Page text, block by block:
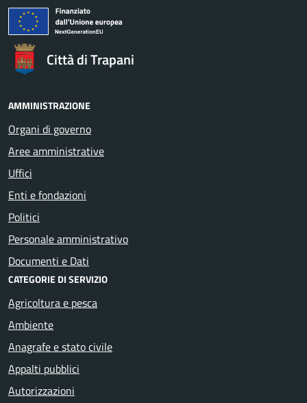
Città di Trapani
AMMINISTRAZIONE
Organi di governo
Aree amministrative
Uffici
Enti e fondazioni
Politici
Personale amministrativo
Documenti e Dati
CATEGORIE DI SERVIZIO
Agricoltura e pesca
Ambiente
Anagrafe e stato civile
Appalti pubblici
Autorizzazioni